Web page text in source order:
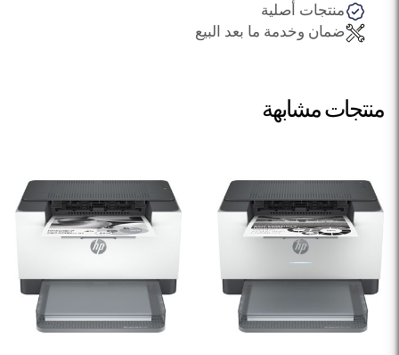
منتجات أصلية
ضمان وخدمة ما بعد البيع
منتجات مشابهة